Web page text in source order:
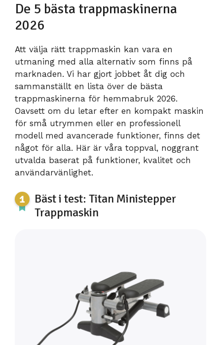
De 5 bästa trappmaskinerna
2026
Att välja rätt trappmaskin kan vara en
utmaning med alla alternativ som finns på
marknaden. Vi har gjort jobbet åt dig och
sammanställt en lista över de bästa
trappmaskinerna för hemmabruk 2026.
Oavsett om du letar efter en kompakt maskin
för små utrymmen eller en professionell
modell med avancerade funktioner, finns det
något för alla. Här är våra toppval, noggrant
utvalda baserat på funktioner, kvalitet och
användarvänlighet.
Bäst i test: Titan Ministepper
Trappmaskin